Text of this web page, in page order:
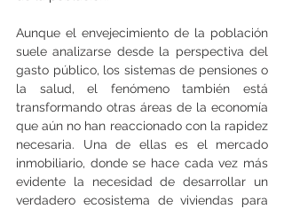
Aunque el envejecimiento de la población
suele analizarse desde la perspectiva del
gasto público, los sistemas de pensiones o
la salud, el fenómeno también está
transformando otras áreas de la economía
que aún no han reaccionado con la rapidez
necesaria. Una de ellas es el mercado
inmobiliario, donde se hace cada vez más
evidente la necesidad de desarrollar un
verdadero ecosistema de viviendas para